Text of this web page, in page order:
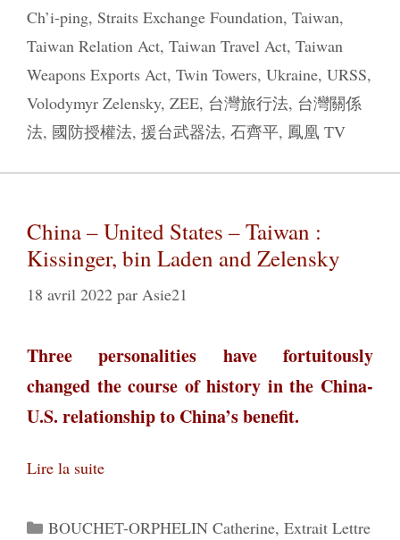
Ch’i-ping, Straits Exchange Foundation, Taiwan,
Taiwan Relation Act, Taiwan Travel Act, Taiwan
Weapons Exports Act, Twin Towers, Ukraine, URSS,
Volodymyr Zelensky, ZEE, 台灣旅行法, 台灣關係
法, 國防授權法, 援台武器法, 石齊平, 鳳凰 TV
China – United States – Taiwan :
Kissinger, bin Laden and Zelensky
18 avril 2022 par Asie21
Three personalities have fortuitously
changed the course of history in the China-
U.S. relationship to China’s benefit.
Lire la suite
Catégories
BOUCHET-ORPHELIN Catherine, Extrait Lettre